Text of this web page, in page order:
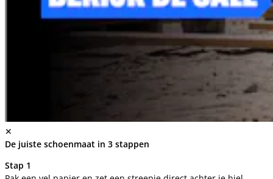
✕
De juiste schoenmaat in 3 stappen
Stap 1